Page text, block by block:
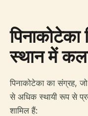
स्थान में
पिनाकोटेका का संग्रह,
से अधिक स्थायी रूप से
शामिल हैं: